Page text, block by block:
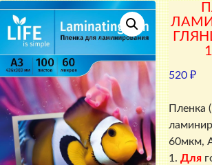
520₽
Пленка
60мкм,
1. Для